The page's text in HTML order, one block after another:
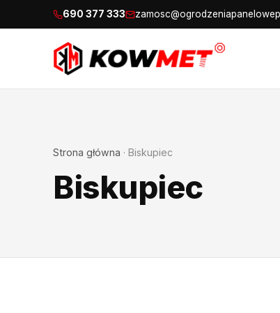
690 377 333
Strona główna · Biskupiec
Biskupiec